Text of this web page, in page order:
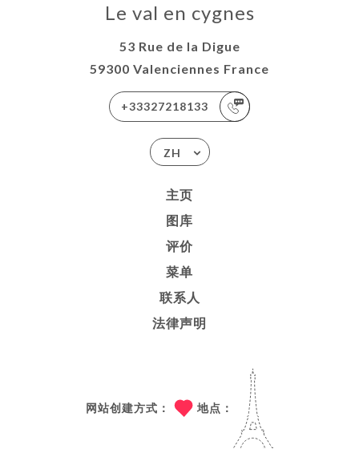
Le val en cygnes
53 Rue de la Digue
59300 Valenciennes France
+33327218133
ZH
主页
图库
评价
菜单
联系人
法律声明
网站创建方式： 地点：